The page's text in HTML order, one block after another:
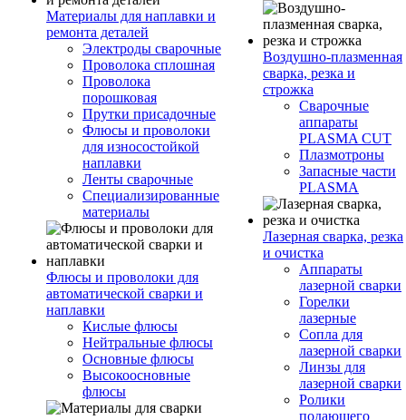
Материалы для наплавки и
ремонта деталей
Электроды сварочные
Проволока сплошная
Проволока
порошковая
Прутки присадочные
Флюсы и проволоки
для износостойкой
наплавки
Ленты сварочные
Специализированные
материалы
Флюсы и проволоки для
автоматической сварки и
наплавки
Кислые флюсы
Нейтральные флюсы
Основные флюсы
Высокоосновные
флюсы
Воздушно-плазменная
сварка, резка и
строжка
Сварочные
аппараты
PLASMA CUT
Плазмотроны
Запасные части
PLASMA
Лазерная сварка, резка
и очистка
Аппараты
лазерной сварки
Горелки
лазерные
Сопла для
лазерной сварки
Линзы для
лазерной сварки
Ролики
подающего